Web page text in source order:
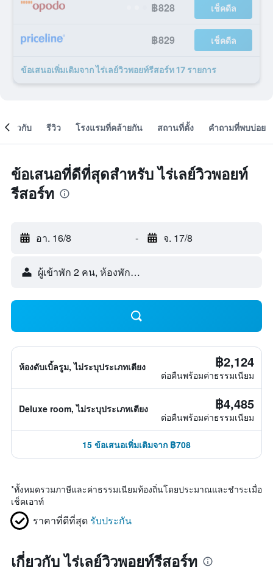
฿828 เช็คดีล
฿829 เช็คดีล
ข้อเสนอเพิ่มเติมจาก ไร่เลย์วิวพอยท์รีสอร์ท 17 รายการ
เกี่ยวกับ รีวิว โรงแรมที่คล้ายกัน สถานที่ตั้ง คำถามที่พบบ่อย
ข้อเสนอที่ดีที่สุดสำหรับ ไร่เลย์วิวพอยท์
รีสอร์ท
อา. 16/8 - จ. 17/8
ผู้เข้าพัก 2 คน, ห้องพัก 1 ห้อง
ห้องดับเบิ้ลรูม, ไม่ระบุประเภทเตียง ฿2,124
ต่อคืนพร้อมค่าธรรมเนียม
Deluxe room, ไม่ระบุประเภทเตียง ฿4,485
ต่อคืนพร้อมค่าธรรมเนียม
15 ข้อเสนอเพิ่มเติมจาก ฿708
*ทั้งหมดรวมภาษีและค่าธรรมเนียมท้องถิ่นโดยประมาณและชำระเมื่อ
เช็คเอาท์
ราคาที่ดีที่สุด รับประกัน
เกี่ยวกับ ไร่เลย์วิวพอยท์รีสอร์ท